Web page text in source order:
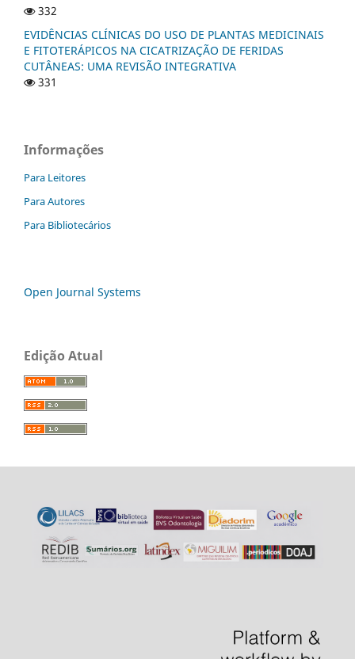
332
EVIDÊNCIAS CLÍNICAS DO USO DE PLANTAS MEDICINAIS
E FITOTERÁPICOS NA CICATRIZAÇÃO DE FERIDAS
CUTÂNEAS: UMA REVISÃO INTEGRATIVA
331
Informações
Para Leitores
Para Autores
Para Bibliotecários
Open Journal Systems
Edição Atual